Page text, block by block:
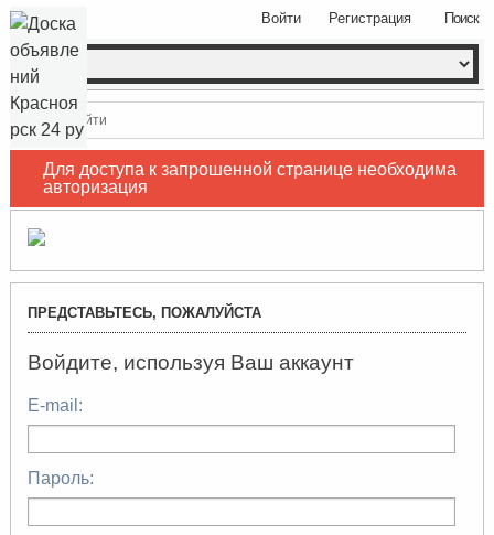
Поиск
Войти Регистрация
Войти
Для доступа к запрошенной странице необходима
авторизация
ПРЕДСТАВЬТЕСЬ, ПОЖАЛУЙСТА
Войдите, используя Ваш аккаунт
E-mail:
Пароль: